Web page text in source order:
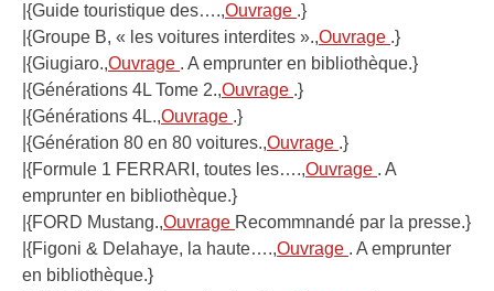
|{Guide touristique des….,Ouvrage .}
|{Groupe B, « les voitures interdites ».,Ouvrage .}
|{Giugiaro.,Ouvrage . A emprunter en bibliothèque.}
|{Générations 4L Tome 2.,Ouvrage .}
|{Générations 4L.,Ouvrage .}
|{Génération 80 en 80 voitures.,Ouvrage .}
|{Formule 1 FERRARI, toutes les….,Ouvrage . A
emprunter en bibliothèque.}
|{FORD Mustang.,Ouvrage Recommnandé par la presse.}
|{Figoni & Delahaye, la haute….,Ouvrage . A emprunter
en bibliothèque.}